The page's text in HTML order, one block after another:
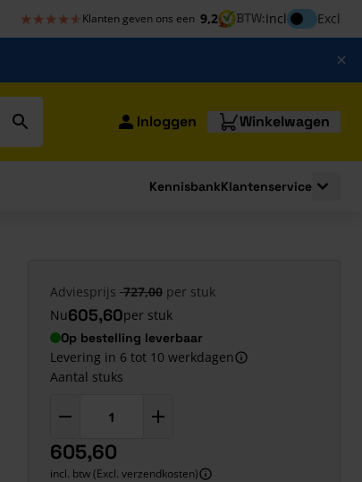
★★★★★
★★★★★ Klanten geven ons een 9,2 BTW:InclInclusief btw
Excl
Inloggen Winkelwagen
for Bouwshop
KennisbankKlantenservice
Adviesprijs 727,00 per stuk
Nu605,60per stuk
Op bestelling leverbaar
Levering in 6 tot 10 werkdagen
Aantal stuks
605,60
incl. btw (Excl. verzendkosten)